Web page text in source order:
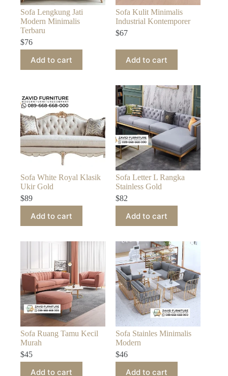
Sofa Lengkung Jati
Modern Minimalis
Terbaru
$76
Add to cart
Sofa Kulit Minimalis
Industrial Kontemporer
$67
Add to cart
Sofa White Royal Klasik
Ukir Gold
$89
Add to cart
Sofa Letter L Rangka
Stainless Gold
$82
Add to cart
Sofa Ruang Tamu Kecil
Murah
$45
Add to cart
Sofa Stainles Minimalis
Modern
$46
Add to cart